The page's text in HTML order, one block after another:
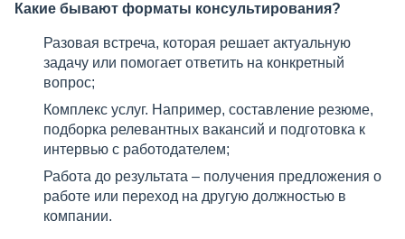
Какие бывают форматы консультирования?
Разовая встреча, которая решает актуальную
задачу или помогает ответить на конкретный
вопрос;
Комплекс услуг. Например, составление резюме,
подборка релевантных вакансий и подготовка к
интервью с работодателем;
Работа до результата – получения предложения о
работе или переход на другую должностью в
компании.